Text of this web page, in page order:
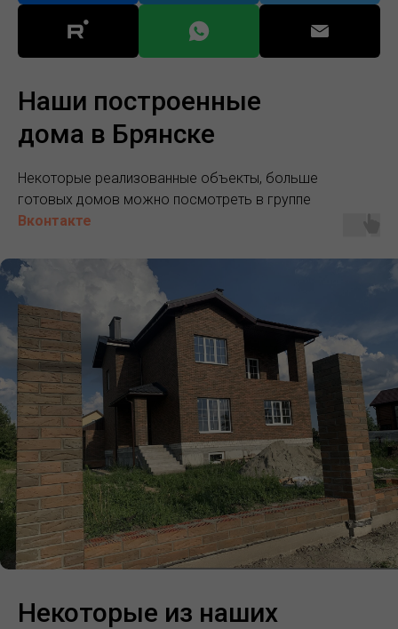
Наши построенные
дома в Брянске
Некоторые реализованные объекты, больше
готовых домов можно посмотреть в группе
Вконтакте
Некоторые из наших